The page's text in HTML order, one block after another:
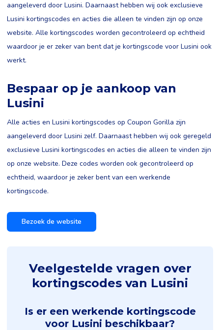
aangeleverd door Lusini. Daarnaast hebben wij ook exclusieve
Lusini kortingscodes en acties die alleen te vinden zijn op onze
website. Alle kortingscodes worden gecontroleerd op echtheid
waardoor je er zeker van bent dat je kortingscode voor Lusini ook
werkt.
Bespaar op je aankoop van
Lusini
Alle acties en Lusini kortingscodes op Coupon Gorilla zijn
aangeleverd door Lusini zelf. Daarnaast hebben wij ook geregeld
exclusieve Lusini kortingscodes en acties die alleen te vinden zijn
op onze website. Deze codes worden ook gecontroleerd op
echtheid, waardoor je zeker bent van een werkende
kortingscode.
Bezoek de website
Veelgestelde vragen over
kortingscodes van Lusini
Is er een werkende kortingscode
voor Lusini beschikbaar?